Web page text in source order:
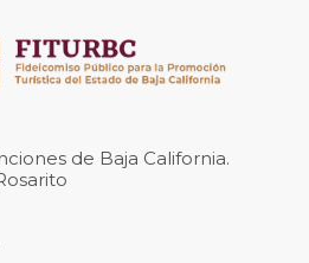
de Baja California.